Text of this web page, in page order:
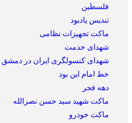
فلسطین
تندیس یادبود
ماکت تجهیزات نظامی
شهدای خدمت
شهدای کنسولگری ایران در دمشق
خط امام این بود
دهه فجر
ماکت شهید سید حسن نصرالله
ماکت خودرو